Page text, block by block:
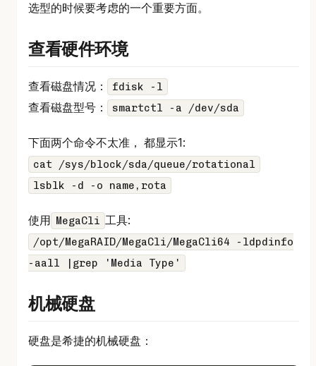
选型的时候要考虑的一个重要方面。
查看硬件环境
查看磁盘情况： fdisk -l
查看磁盘型号： smartctl -a /dev/sda
下面两个命令不太准， 都显示1:
cat /sys/block/sda/queue/rotational
lsblk -d -o name,rota
使用 MegaCli 工具:
/opt/MegaRAID/MegaCli/MegaCli64 -ldpdinfo
-aall |grep 'Media Type'
机械硬盘
硬盘是希捷的机械硬盘：